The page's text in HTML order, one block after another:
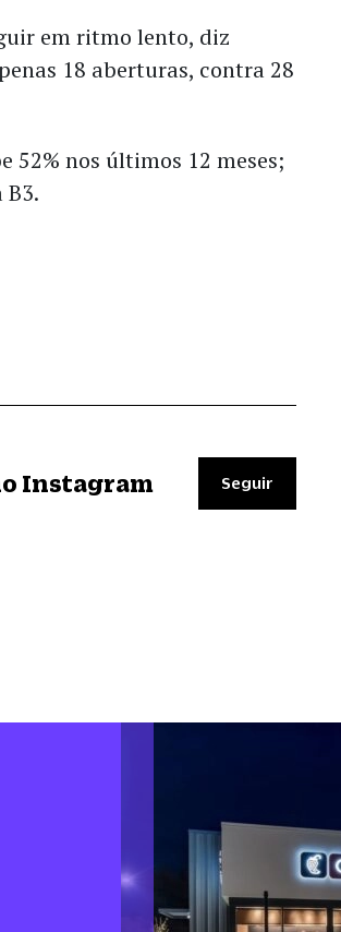
em ritmo lento, diz
18 aberturas, contra 28
52% nos últimos 12 meses;
B3.
Instagram Seguir